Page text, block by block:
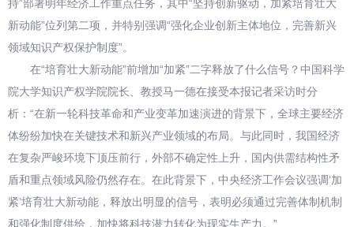
持”部署明年经济工作重点任务，其中“坚持创新驱动，加紧培育壮大
新动能”位列第二项，并特别强调“强化企业创新主体地位，完善新兴
领域知识产权保护制度”。
在“培育壮大新动能”前增加“加紧”二字释放了什么信号？中国科学
院大学知识产权学院院长、教授马一德在接受本报记者采访时分
析：“在新一轮科技革命和产业变革加速演进的背景下，全球主要经济
体纷纷加快在关键技术和新兴产业领域的布局。与此同时，我国经济
在复杂严峻环境下顶压前行，外部不确定性上升，国内供需结构性矛
盾和重点领域风险仍然存在。在此背景下，中央经济工作会议强调‘加
紧’培育壮大新动能，释放出明显的信号，表明必须通过完善体制机制
和强化制度供给，加快将科技潜力转化为现实生产力。”